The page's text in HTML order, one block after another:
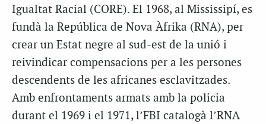
Igualtat Racial (CORE). El 1968, al Mississipí, es
fundà la República de Nova Àfrika (RNA), per
crear un Estat negre al sud-est de la unió i
reivindicar compensacions per a les persones
descendents de les africanes esclavitzades.
Amb enfrontaments armats amb la policia
durant el 1969 i el 1971, l’FBI catalogà l’RNA